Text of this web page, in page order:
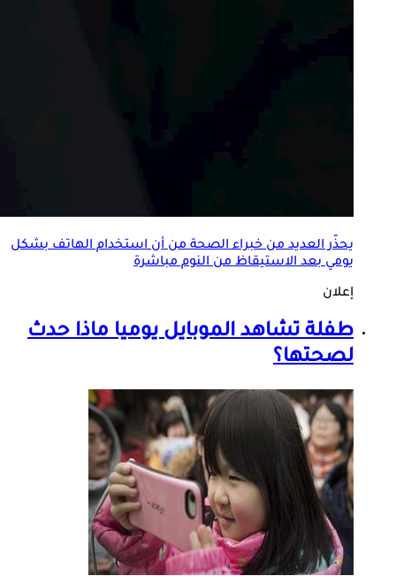
يحذّر العديد من خبراء الصحة من أن استخدام الهاتف بشكل
يومي بعد الاستيقاظ من النوم مباشرة
إعلان
طفلة تشاهد الموبايل يوميا ماذا حدث
لصحتها؟